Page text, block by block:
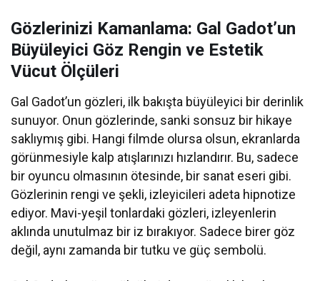
Gözlerinizi Kamanlama: Gal Gadot’un
Büyüleyici Göz Rengin ve Estetik
Vücut Ölçüleri
Gal Gadot’un gözleri, ilk bakışta büyüleyici bir derinlik
sunuyor. Onun gözlerinde, sanki sonsuz bir hikaye
saklıymış gibi. Hangi filmde olursa olsun, ekranlarda
görünmesiyle kalp atışlarınızı hızlandırır. Bu, sadece
bir oyuncu olmasının ötesinde, bir sanat eseri gibi.
Gözlerinin rengi ve şekli, izleyicileri adeta hipnotize
ediyor. Mavi-yeşil tonlardaki gözleri, izleyenlerin
aklında unutulmaz bir iz bırakıyor. Sadece birer göz
değil, aynı zamanda bir tutku ve güç sembolü.